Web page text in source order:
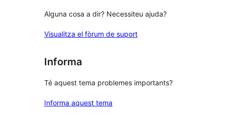
Alguna cosa a dir? Necessiteu ajuda?
Visualitza el fòrum de suport
Informa
Té aquest tema problemes importants?
Informa aquest tema